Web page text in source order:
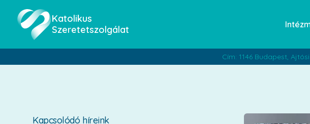
Katolikus
Szeretetszolgálat
Cím: 1146 Budapest,
Kapcsolódó híreink